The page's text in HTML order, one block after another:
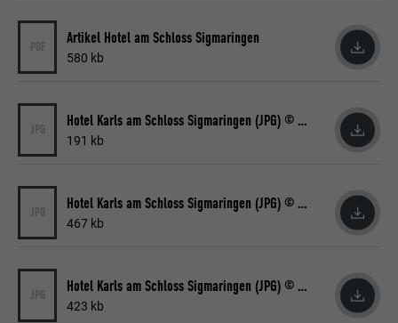
PDF Artikel Hotel am Schloss Sigmaringen
580 kb
JPG Hotel Karls am Schloss Sigmaringen (JPG) © PREFA | Michael Zinke
191 kb
JPG Hotel Karls am Schloss Sigmaringen (JPG) © PREFA | Michael Zinke
467 kb
JPG Hotel Karls am Schloss Sigmaringen (JPG) © PREFA | Michael Zinke
423 kb